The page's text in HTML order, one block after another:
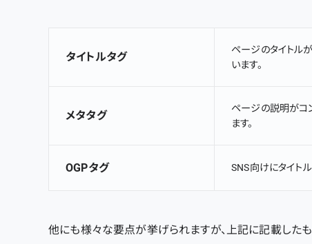
タイトルタグ
ページのタイトル
います。
メタタグ
ページの説明がコ
ます。
OGPタグ SNS向けにタイト
他にも様々な要点が挙げられますが、上記に記載した